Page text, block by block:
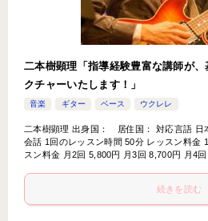
二本樹顕理「指導経験豊富な講師が
クチャーいたします！」
音楽 ギター ベース ウクレレ
二本樹顕理 出身国： 居住国： 対応言語 日
会話 1回のレッスン時間 50分 レッスン料金
スン料金 月2回 5,800円 月3回 8,700円 月4
続きを読む